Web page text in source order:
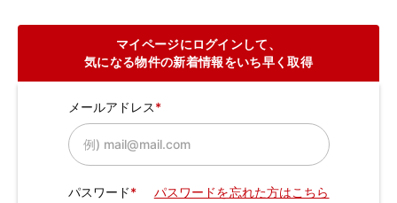
マイページにログインして、
気になる物件の新着情報をいち早く取得
メールアドレス
パスワード パスワードを忘れた方はこちら